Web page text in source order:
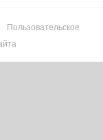
Пользовательское